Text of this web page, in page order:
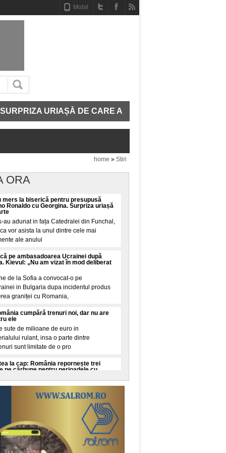
Mobil
URIAȘĂ DE CARE AU AVUT PARTE
home » Stiri
ORA
mers la biserică pentru presupusă
Ronaldo cu Georgina. Surpriza uriașă
au adunat in fața Catedralei din Funchal,
vor asista la unul dintre cele mai
ale anului
pe ambasadoarea Ucrainei după
Kievul: „Nu am vizat în mod deliberat
de la Sofia a convocat-o pe
in Bulgaria dupa incidentul produs
graniței cu Romania,
cumpără trenuri noi, dar nu are
ele
sute de milioane de euro in
rulant, insa o parte dintre
sunt limitate de o pro
la cap: România repornește trei
pe cărbune pentru perioadele cu
pe carbune din cadrul Complexului
fi repuse in funcțiune, in contextul
asupra s
ani, dispărută în apele unui lac din Italia,
după cinci ore. Unde au descoperit-o
pe lacul Bolsena, din centrul Italiei, unde
varsta de 28 de ani a fost data disparuta